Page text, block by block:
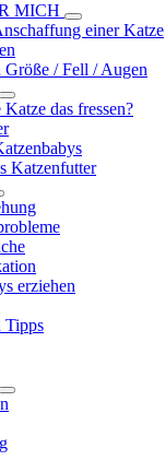
MICH
einer Katze
Größe / Fell / Augen
das fressen?
Katzenfutter
erziehen
Tipps